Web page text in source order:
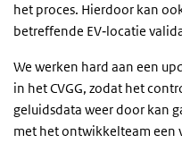
het proces. Hierdoor kan
betreffende EV‑locatie
We werken hard aan een
in het CVGG, zodat het
geluidsdata weer door kan
met het ontwikkelteam een